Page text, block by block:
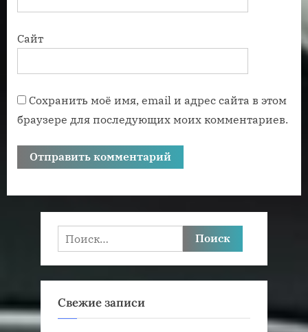
Сайт
Сохранить моё имя, email и адрес сайта в этом
браузере для последующих моих комментариев.
Найти:
Свежие записи